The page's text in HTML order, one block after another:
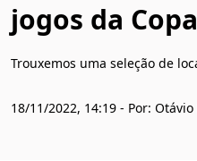
jogos da
Trouxemos uma seleção de
18/11/2022, 14:19 - Por: